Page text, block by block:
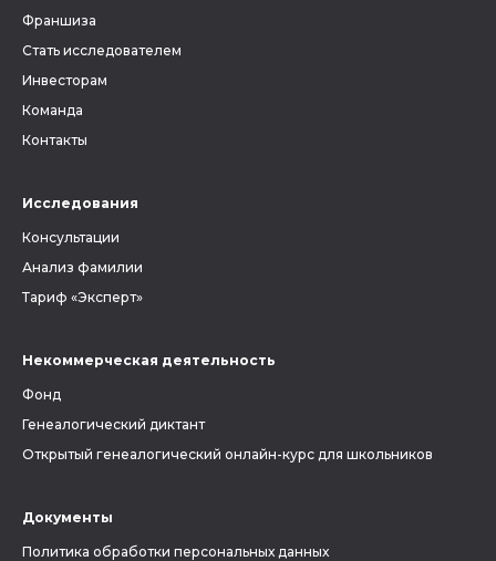
Франшиза
Стать исследователем
Инвесторам
Команда
Контакты
Исследования
Консультации
Анализ фамилии
Тариф «Эксперт»
Некоммерческая деятельность
Фонд
Генеалогический диктант
Открытый генеалогический онлайн-курс для школьников
Документы
Политика обработки персональных данных